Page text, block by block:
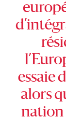
essaie
alors
nation